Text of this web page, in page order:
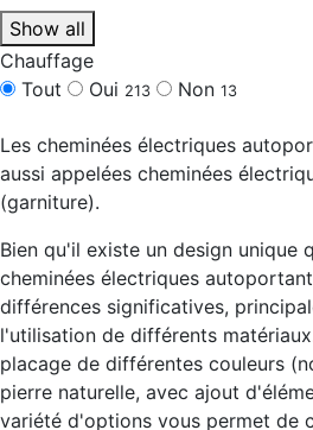
Show all
Chauffage
Tout
Oui 213 Non 13
Les cheminées électriques
aussi appelées cheminées
(garniture).
Bien qu'il existe un design unique
cheminées électriques
différences significatives,
l'utilisation de différents
placage de différentes couleurs
pierre naturelle, avec ajout
variété d'options vous permet de